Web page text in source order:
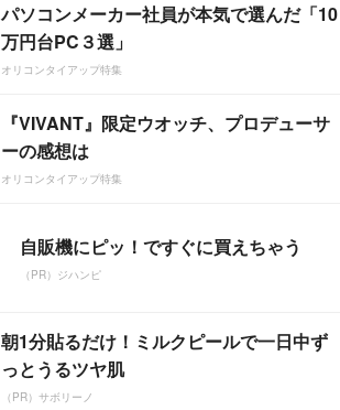
パソコンメーカー社員が本気で選んだ「10
万円台PC３選」
オリコンタイアップ特集
『VIVANT』限定ウオッチ、プロデューサ
ーの感想は
オリコンタイアップ特集
自販機にピッ！ですぐに買えちゃう
（PR）ジハンピ
朝1分貼るだけ！ミルクピールで一日中ず
っとうるツヤ肌
（PR）サボリーノ